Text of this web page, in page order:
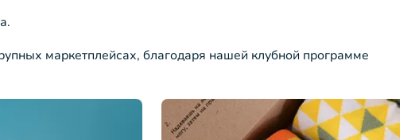
маркетплейсах, благодаря нашей клубной программе